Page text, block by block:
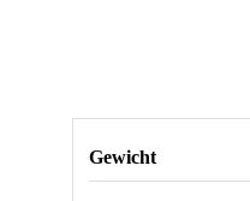
Gewicht